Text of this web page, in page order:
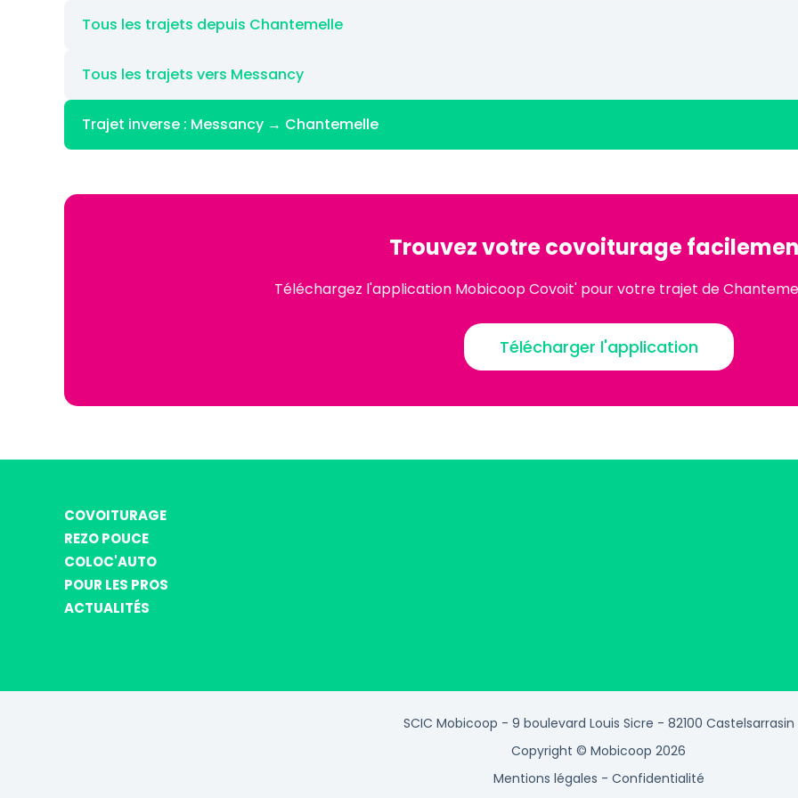
Tous les trajets depuis Chantemelle
Tous les trajets vers Messancy
Trajet inverse : Messancy → Chantemelle
Trouvez votre covoiturage
Téléchargez l'application Mobicoop Covoit' pour votre trajet de
Télécharger l'application
COVOITURAGE
REZO POUCE
COLOC'AUTO
POUR LES PROS
ACTUALITÉS
SCIC Mobicoop - 9 boulevard Louis Sicre - 82100 Castelsarrasin
Copyright © Mobicoop 2026
Mentions légales - Confidentialité